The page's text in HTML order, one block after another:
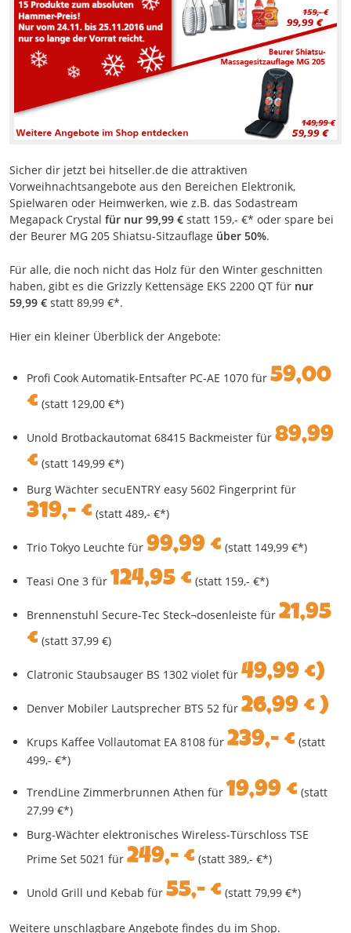
Sicher dir jetzt bei hitseller.de die attraktiven
Vorweihnachtsangebote aus den Bereichen Elektronik,
Spielwaren oder Heimwerken, wie z.B. das Sodastream
Megapack Crystal für nur 99,99 € statt 159,- €* oder spare bei
der Beurer MG 205 Shiatsu-Sitzauflage über 50%.
Für alle, die noch nicht das Holz für den Winter geschnitten
haben, gibt es die Grizzly Kettensäge EKS 2200 QT für nur
59,99 € statt 89,99 €*.
Hier ein kleiner Überblick der Angebote:
Profi Cook Automatik-Entsafter PC-AE 1070 für 59,00
€(statt 129,00 €*)
Unold Brotbackautomat 68415 Backmeister für 89,99
€(statt 149,99 €*)
Burg Wächter secuENTRY easy 5602 Fingerprint für
319,- €(statt 489,- €*)
Trio Tokyo Leuchte für 99,99 €(statt 149,99 €*)
Teasi One 3 für 124,95 €(statt 159,- €*)
Brennenstuhl Secure-Tec Steck¬dosenleiste für 21,95
€(statt 37,99 €)
Clatronic Staubsauger BS 1302 violet für 49,99 €)
Denver Mobiler Lautsprecher BTS 52 für 26,99 € )
Krups Kaffee Vollautomat EA 8108 für 239,- €(statt
499,- €*)
TrendLine Zimmerbrunnen Athen für 19,99 €(statt
27,99 €*)
Burg-Wächter elektronisches Wireless-Türschloss TSE
Prime Set 5021 für 249,- €(statt 389,- €*)
Unold Grill und Kebab für 55,- €(statt 79,99 €*)
Weitere unschlagbare Angebote findes du im Shop.